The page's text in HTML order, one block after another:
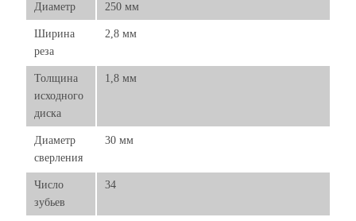
Диаметр 250 мм
Ширина
реза
2,8 мм
Толщина
исходного
диска
1,8 мм
Диаметр
сверления
30 мм
Число
зубьев
34